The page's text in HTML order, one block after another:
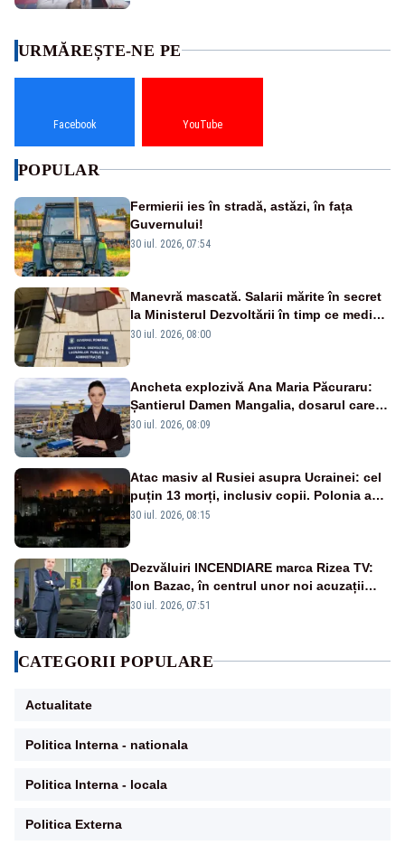
URMĂREȘTE-NE PE
Facebook YouTube
POPULAR
Fermierii ies în stradă, astăzi, în fața
Guvernului!
30 iul. 2026, 07:54
Manevră mascată. Salarii mărite în secret
la Ministerul Dezvoltării în timp ce medicii
ies în stradă
30 iul. 2026, 08:00
Ancheta explozivă Ana Maria Păcuraru:
Șantierul Damen Mangalia, dosarul care
scufundă apărarea României
30 iul. 2026, 08:09
Atac masiv al Rusiei asupra Ucrainei: cel
puțin 13 morți, inclusiv copii. Polonia a
ridicat avioanele de vânătoare
30 iul. 2026, 08:15
Dezvăluiri INCENDIARE marca Rizea TV:
Ion Bazac, în centrul unor noi acuzații
publice
30 iul. 2026, 07:51
CATEGORII POPULARE
Actualitate
Politica Interna - nationala
Politica Interna - locala
Politica Externa